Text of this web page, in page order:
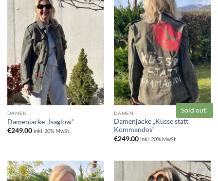
DAMEN
Damenjacke „Isaglow“
€249.00 inkl. 20% MwSt.
Zur
Wunschliste
hinzufügen
Sold out!
DAMEN
Damenjacke „Küsse statt
Kommandos“
€249.00 inkl. 20% MwSt.